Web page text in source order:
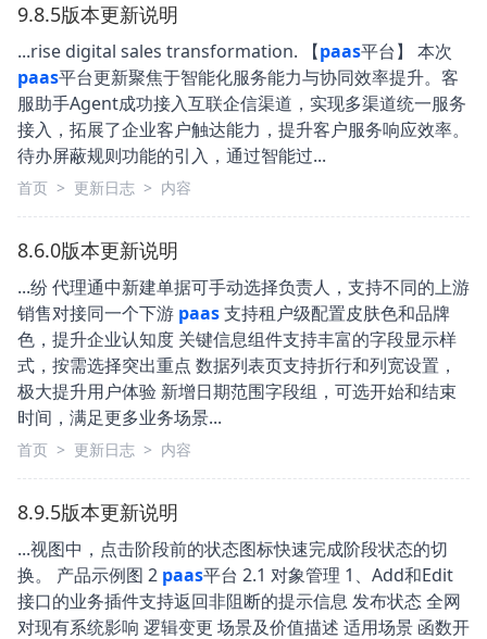
9.8.5版本更新说明
...rise digital sales transformation. 【paas平台】 本次
paas平台更新聚焦于智能化服务能力与协同效率提升。客
服助手Agent成功接入互联企信渠道，实现多渠道统一服务
接入，拓展了企业客户触达能力，提升客户服务响应效率。
待办屏蔽规则功能的引入，通过智能过...
首页 > 更新日志 > 内容
8.6.0版本更新说明
...纷 代理通中新建单据可手动选择负责人，支持不同的上游
销售对接同一个下游 paas支持租户级配置皮肤色和品牌
色，提升企业认知度 关键信息组件支持丰富的字段显示样
式，按需选择突出重点 数据列表页支持折行和列宽设置，
极大提升用户体验 新增日期范围字段组，可选开始和结束
时间，满足更多业务场景...
首页 > 更新日志 > 内容
8.9.5版本更新说明
...视图中，点击阶段前的状态图标快速完成阶段状态的切
换。 产品示例图 2 paas平台 2.1 对象管理 1、Add和Edit
接口的业务插件支持返回非阻断的提示信息 发布状态 全网
对现有系统影响 逻辑变更 场景及价值描述 适用场景 函数开